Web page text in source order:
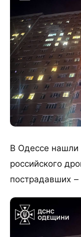
В Одессе нашли
российского
пострадавших –